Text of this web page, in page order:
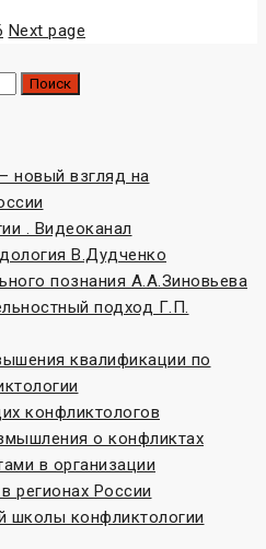
Next page
новый взгляд на
. Видеоканал
В.Дудченко
познания А.А.Зиновьева
подход Г.П.
квалификации по
конфликтологов
о конфликтах
в организации
регионах России
школы конфликтологии